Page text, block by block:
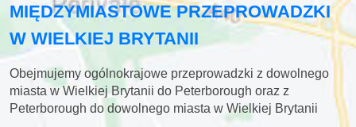
MIĘDZYMIASTOWE PRZEPROWADZKI
W WIELKIEJ BRYTANII
Obejmujemy ogólnokrajowe przeprowadzki z dowolnego
miasta w Wielkiej Brytanii do Peterborough oraz z
Peterborough do dowolnego miasta w Wielkiej Brytanii